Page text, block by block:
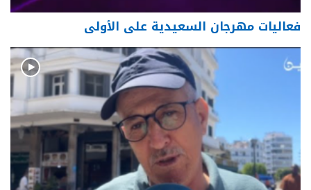
فعاليات مهرجان السعيدية على الأولى